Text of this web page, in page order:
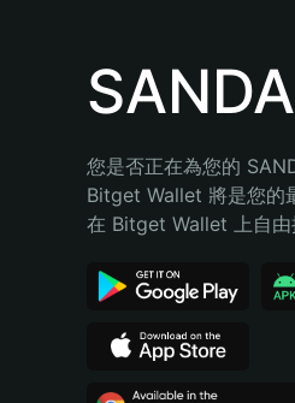
Bahasa Indonesia
Español (Argentina)
您是否正在為您的
Bitget Wallet 將是您的
在 Bitget Wallet 上自由